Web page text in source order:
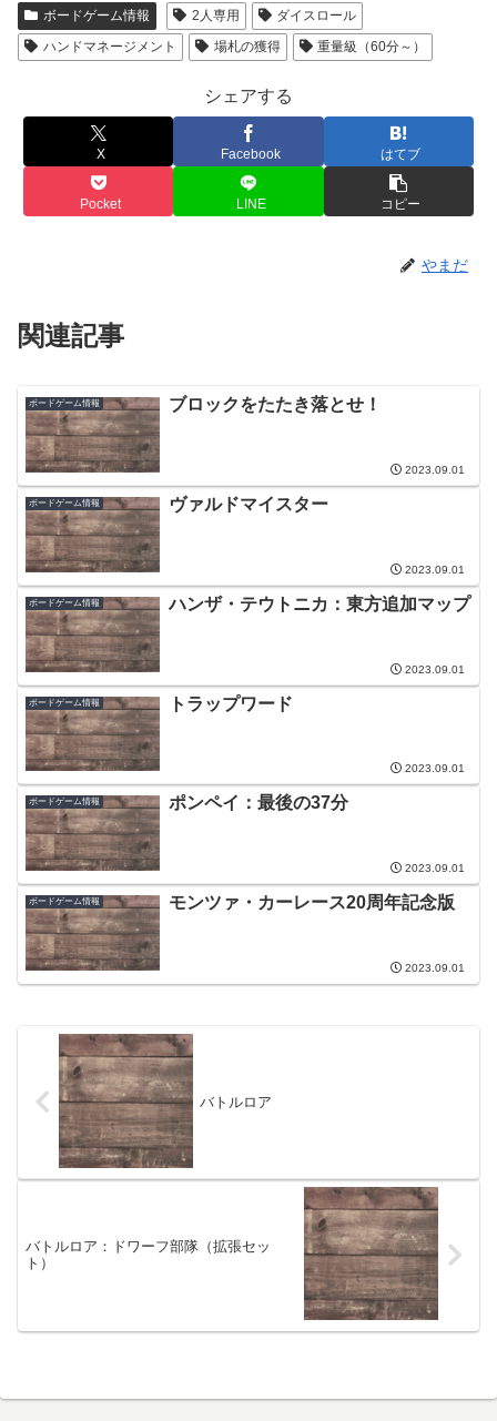
ボードゲーム情報 2人専用
ダイスロール
ハンドマネージメント
場札の獲得 重量級（60分～）
シェアする
X Facebook はてブ
Pocket LINE コピー
やまだ
関連記事
ボードゲーム情報 ブロックをたたき落とせ！
2023.09.01
ボードゲーム情報 ヴァルドマイスター
2023.09.01
ボードゲーム情報 ハンザ・テウトニカ：東方追加マップ
2023.09.01
ボードゲーム情報 トラップワード
2023.09.01
ボードゲーム情報 ポンペイ：最後の37分
2023.09.01
ボードゲーム情報 モンツァ・カーレース20周年記念版
2023.09.01
バトルロア
バトルロア：ドワーフ部隊（拡張セッ
ト）